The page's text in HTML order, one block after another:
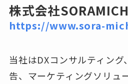
株式会社
https://www.sora-
当社はDXコンサルティン
告、マーケティングソリュ